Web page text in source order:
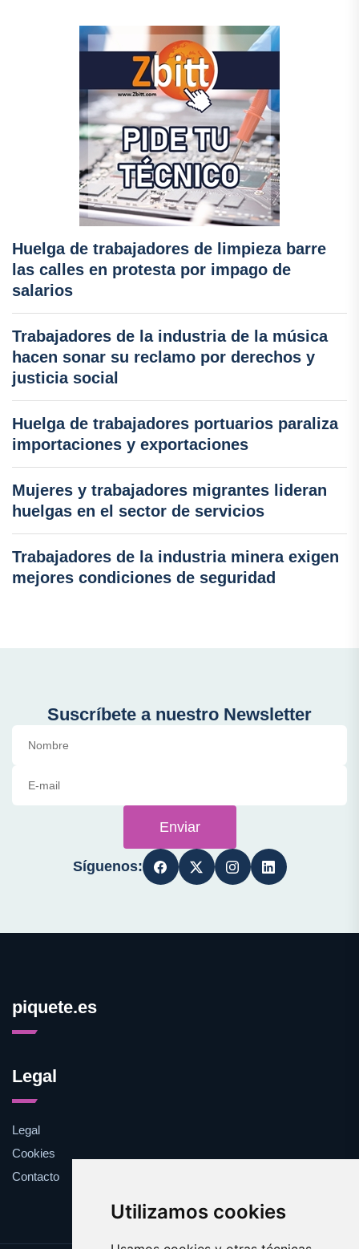
Utilizamos cookies
Huelga de trabajadores de limpieza barre
las calles en protesta por impago de
salarios
Trabajadores de la industria de la música
hacen sonar su reclamo por derechos y
justicia social
Huelga de trabajadores portuarios paraliza
importaciones y exportaciones
Mujeres y trabajadores migrantes lideran
huelgas en el sector de servicios
Trabajadores de la industria minera exigen
mejores condiciones de seguridad
Suscríbete a nuestro Newsletter
Enviar
Síguenos:
piquete.es
Legal
Legal
Cookies
Contacto